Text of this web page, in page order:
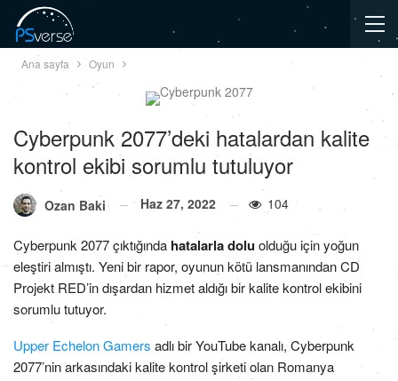
Ana sayfa Oyun
Cyberpunk 2077’deki hatalardan kalite
kontrol ekibi sorumlu tutuluyor
Ozan Baki Haz 27, 2022 104
Cyberpunk 2077 çıktığında hatalarla doluolduğu için yoğun
eleştiri almıştı. Yeni bir rapor, oyunun kötü lansmanından CD
Projekt RED’in dışardan hizmet aldığı bir kalite kontrol ekibini
sorumlu tutuyor.
Upper Echelon Gamers adlı bir YouTube kanalı, Cyberpunk
2077’nin arkasındaki kalite kontrol şirketi olan Romanya